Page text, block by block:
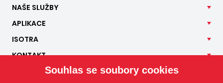
NAŠE SLUŽBY
APLIKACE
ISOTRA
KONTAKT
Souhlas se soubory cookies